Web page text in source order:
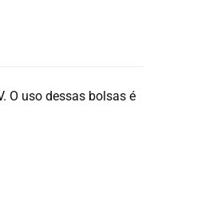
O uso dessas bolsas é